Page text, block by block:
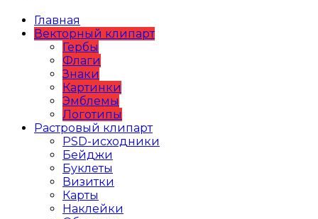
Главная
Векторный клипарт
Гербы
Флаги
Знаки
Картинки
Эмблемы
Логотипы
Растровый клипарт
PSD-исходники
Бейджи
Буклеты
Визитки
Карты
Наклейки